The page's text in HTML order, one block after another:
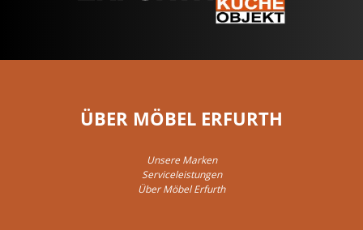
ÜBER MÖBEL ERFURTH
Unsere Marken
Serviceleistungen
Über Möbel Erfurth